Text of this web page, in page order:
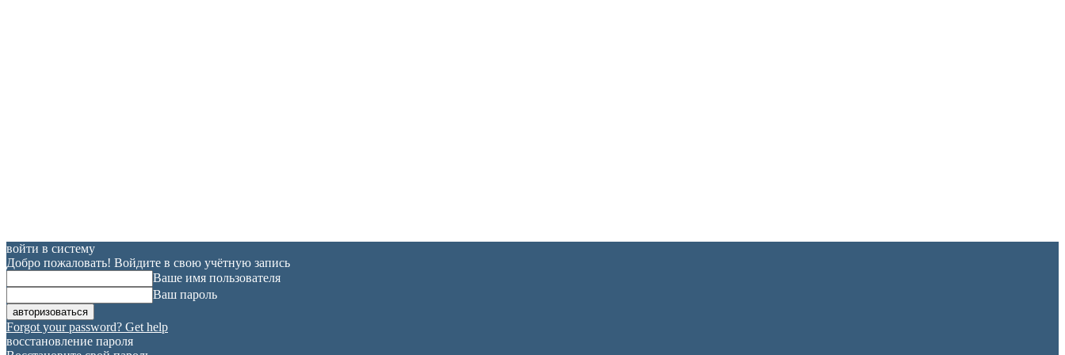
войти в систему
Добро пожаловать! Войдите в свою учётную запись
Ваше имя пользователя
Ваш пароль
Forgot your password? Get help
восстановление пароля